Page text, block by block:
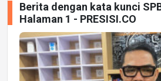
Berita dengan kata kunci
Halaman 1 - PRESISI.CO